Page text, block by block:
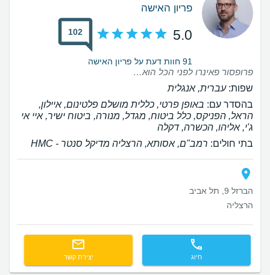
פריון האישה
5.0
102
91 חוות דעת על פריון האישה
פרופסור פאינרו לפני הכל הוא בן אדם סבלני, נעים, קשוב. מעבר לזה היה לנו תהליך קצר כי אחרי הסבב הראשון נקלטנו והכל התנהל בצורה מאוד מקצועית. תוכדי הוא תמיד היה זמין לשאלות, חששות מהצד שלנו וזה לא מובן מאליו. תודה רבה על הכל
שפות:עברית, אנגלית
בהסדר עם: באופן פרטי, כללית מושלם פלטינום, איילון,
הראל, הפניקס, כלל ביטוח, מגדל, מנורה, ביטוח ישיר, איי אי
ג'י, אליהו, הכשרה, דקלה
בתי חולים: רמב"ם, אסותא, הרצליה מדיקל סנטר - HMC
הברזל 9, תל אביב
הרצליה
חיוג יצירת קשר